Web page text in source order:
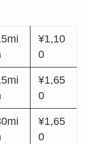
¥1,10
0
¥1,65
0
¥1,65
0